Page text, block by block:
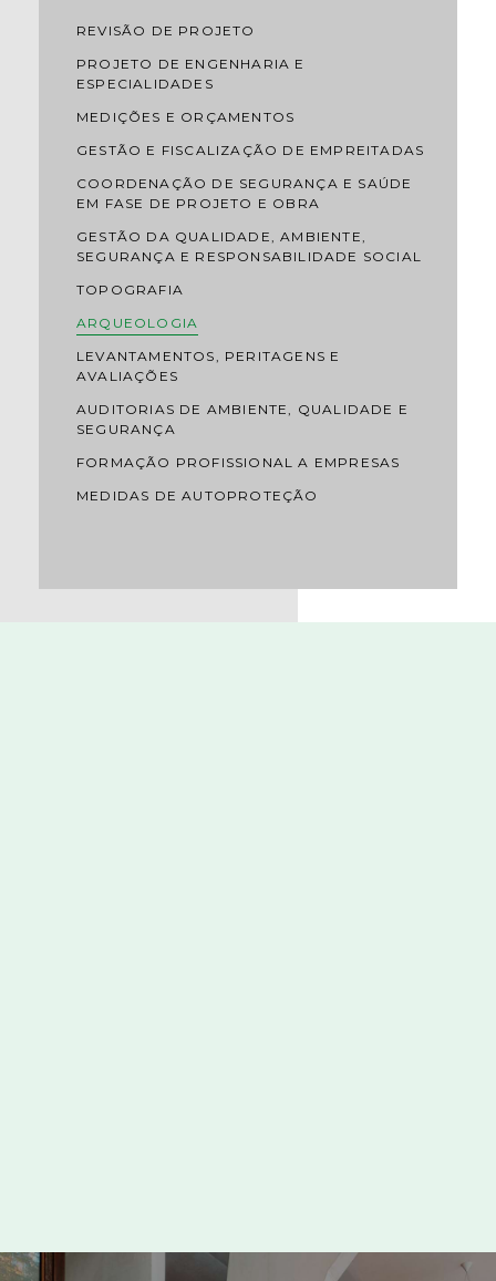
REVISÃO DE PROJETO
PROJETO DE ENGENHARIA E
ESPECIALIDADES
MEDIÇÕES E ORÇAMENTOS
GESTÃO E FISCALIZAÇÃO DE EMPREITADAS
COORDENAÇÃO DE SEGURANÇA E SAÚDE
EM FASE DE PROJETO E OBRA
GESTÃO DA QUALIDADE, AMBIENTE,
SEGURANÇA E RESPONSABILIDADE SOCIAL
TOPOGRAFIA
ARQUEOLOGIA
LEVANTAMENTOS, PERITAGENS E
AVALIAÇÕES
AUDITORIAS DE AMBIENTE, QUALIDADE E
SEGURANÇA
FORMAÇÃO PROFISSIONAL A EMPRESAS
MEDIDAS DE AUTOPROTEÇÃO